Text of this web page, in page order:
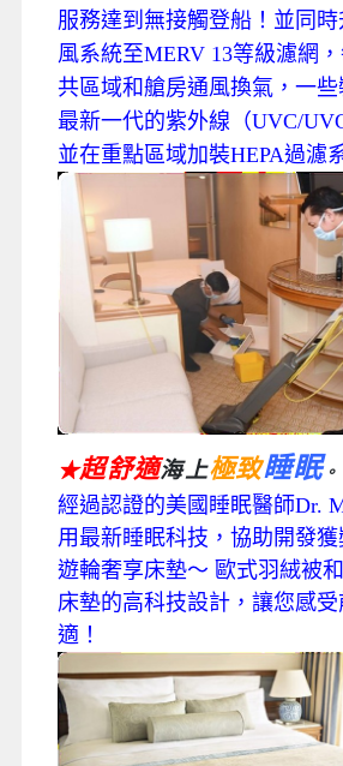
服務達到無接觸登船！並同
風系統至MERV 13等級濾網
共區域和艙房通風換氣，一
最新一代的紫外線（UVC/
並在重點區域加裝HEPA過濾
★超舒適海上極致睡眠。
經過認證的美國睡眠醫師Dr.
用最新睡眠科技，協助開發
遊輪奢享床墊～ 歐式羽絨被
床墊的高科技設計，讓您感
適！